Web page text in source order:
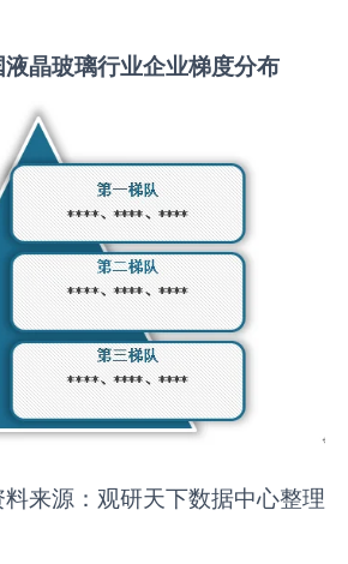
液晶玻璃行业企业梯度分布
料来源：观研天下数据中心整理